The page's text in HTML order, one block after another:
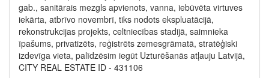
gab., sanitārais mezgls apvienots, vanna, iebūvēta virtuves
iekārta, atbrīvo novembrī, tiks nodots ekspluatācijā,
rekonstrukcijas projekts, celtniecības stadijā, saimnieka
īpašums, privatizēts, reģistrēts zemesgrāmatā, stratēģiski
izdevīga vieta, palīdzēsim iegūt Uzturēšanās atļauju Latvijā,
CITY REAL ESTATE ID - 431106